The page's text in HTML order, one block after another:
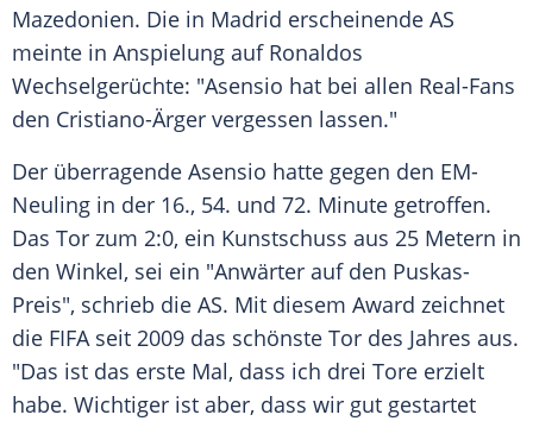
Mazedonien. Die in Madrid erscheinende AS
meinte in Anspielung auf Ronaldos
Wechselgerüchte: "Asensio hat bei allen Real-Fans
den Cristiano-Ärger vergessen lassen."
Der überragende Asensio hatte gegen den EM-
Neuling in der 16., 54. und 72. Minute getroffen.
Das Tor zum 2:0, ein Kunstschuss aus 25 Metern in
den Winkel, sei ein "Anwärter auf den Puskas-
Preis", schrieb die AS. Mit diesem Award zeichnet
die FIFAseit 2009 das schönste Tor des Jahres aus.
"Das ist das erste Mal, dass ich drei Tore erzielt
habe. Wichtiger ist aber, dass wir gut gestartet